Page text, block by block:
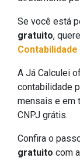
Se você está
gratuito,
Contabilidade
A Já Calculei
contabilidade
mensais e em
CNPJ grátis.
Confira o
gratuito com